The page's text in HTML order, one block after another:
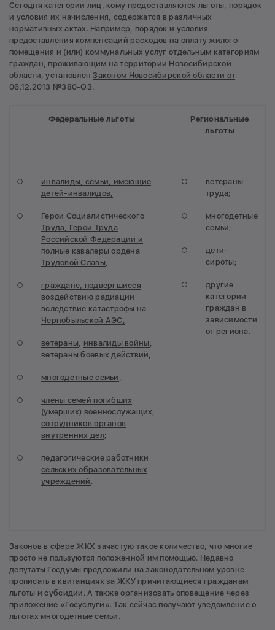
Сегодня категории лиц, кому предоставляются льготы, порядок
и условия их начисления, содержатся в различных
нормативных актах. Например, порядок и условия
предоставления компенсаций расходов на оплату жилого
помещения и (или) коммунальных услуг отдельным категориям
граждан, проживающим на территории Новосибирской
области, установлен Законом Новосибирской области от
06.12.2013 №380-ОЗ.
Федеральные льготы
Региональные
льготы
инвалиды, семьи, имеющие
детей-инвалидов,
Герои Социалистического
Труда, Герои Труда
Российской Федерации и
полные кавалеры ордена
Трудовой Славы
граждане, подвергшиеся
воздействию радиации
вследствие катастрофы на
Чернобыльской АЭС,
ветераны инвалиды войны
ветераны боевых действий
многодетные семьи
члены семей погибших
(умерших) военнослужащих,
сотрудников органов
внутренних дел;
педагогические работники
сельских образовательных
учреждений .
ветераны
труда;
многодетные
семьи;
дети-
сироты;
другие
категории
граждан в
зависимости
от региона.
Законов в сфере ЖКХ зачастую такое количество, что многие
просто не пользуются положенной им помощью. Недавно
депутаты Госдумы предложили на законодательном уровне
прописать в квитанциях за ЖКУ причитающиеся гражданам
льготы и субсидии. А также организовать оповещение через
приложение «Госуслуги». Так сейчас получают уведомление о
льготах многодетные семьи.